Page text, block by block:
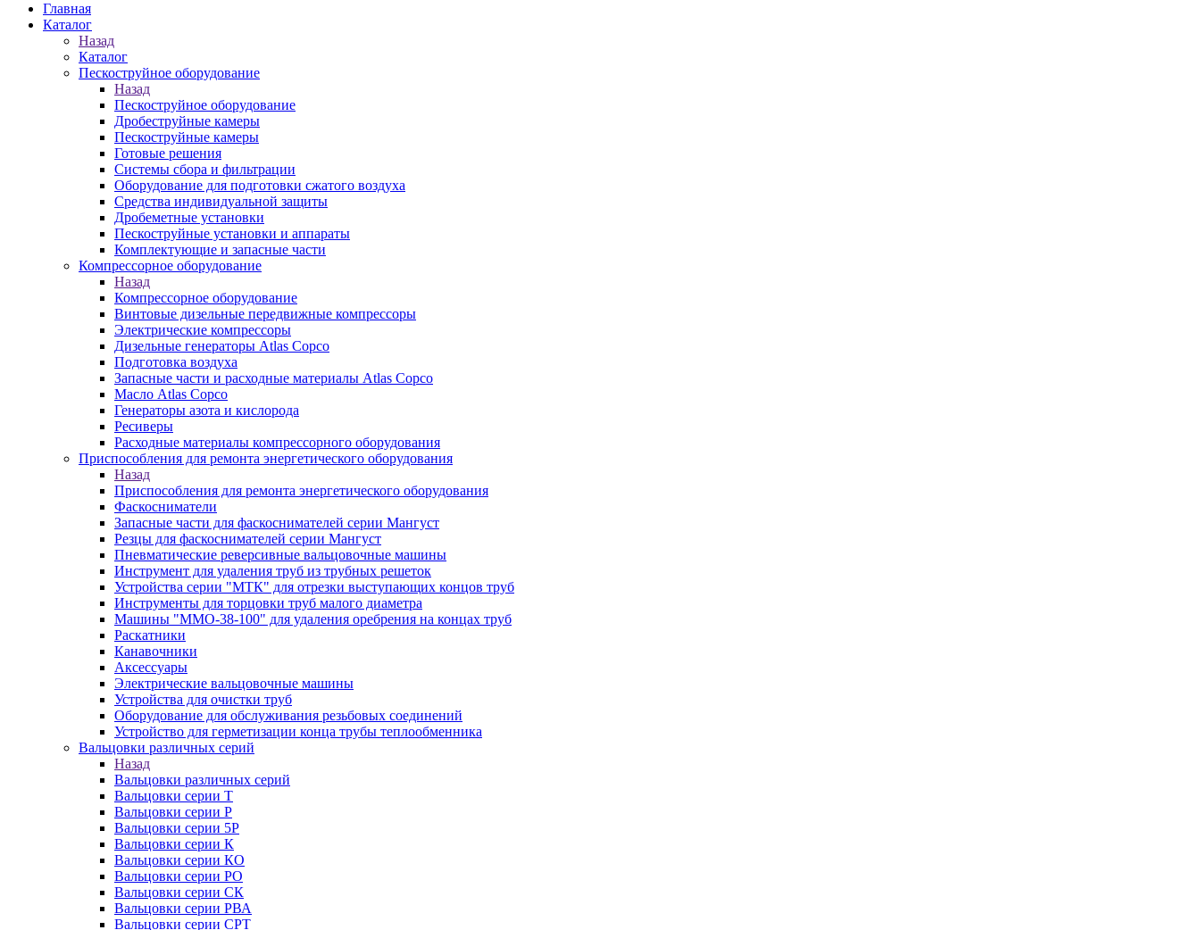
Главная
Каталог
Назад
Каталог
Пескоструйное оборудование
Назад
Пескоструйное оборудование
Дробеструйные камеры
Пескоструйные камеры
Готовые решения
Системы сбора и фильтрации
Оборудование для подготовки сжатого воздуха
Средства индивидуальной защиты
Дробеметные установки
Пескоструйные установки и аппараты
Комплектующие и запасные части
Компрессорное оборудование
Назад
Компрессорное оборудование
Винтовые дизельные передвижные компрессоры
Электрические компрессоры
Дизельные генераторы Atlas Copco
Подготовка воздуха
Запасные части и расходные материалы Atlas Copco
Масло Atlas Copco
Генераторы азота и кислорода
Ресиверы
Расходные материалы компрессорного оборудования
Приспособления для ремонта энергетического оборудования
Назад
Приспособления для ремонта энергетического оборудования
Фаскосниматели
Запасные части для фаскоснимателей серии Мангуст
Резцы для фаскоснимателей серии Мангуст
Пневматические реверсивные вальцовочные машины
Инструмент для удаления труб из трубных решеток
Устройства серии "МТК" для отрезки выступающих концов труб
Инструменты для торцовки труб малого диаметра
Машины "ММО-38-100" для удаления оребрения на концах труб
Раскатники
Канавочники
Аксессуары
Электрические вальцовочные машины
Устройства для очистки труб
Оборудование для обслуживания резьбовых соединений
Устройство для герметизации конца трубы теплообменника
Вальцовки различных серий
Назад
Вальцовки различных серий
Вальцовки серии Т
Вальцовки серии Р
Вальцовки серии 5Р
Вальцовки серии К
Вальцовки серии КО
Вальцовки серии РО
Вальцовки серии СК
Вальцовки серии РВА
Вальцовки серии СРТ